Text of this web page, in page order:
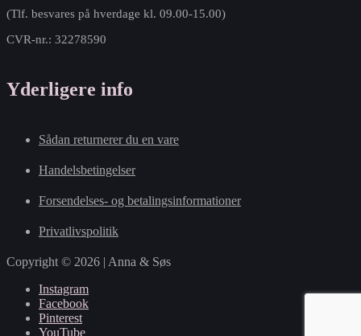
(Tlf. besvares på hverdage kl. 09.00-15.00)
CVR-nr.: 32278590
Yderligere info
Sådan returnerer du en vare
Handelsbetingelser
Forsendelses- og betalingsinformationer
Privatlivspolitik
Copyright © 2026 | Anna & Søs
Instagram
Facebook
Pinterest
YouTube